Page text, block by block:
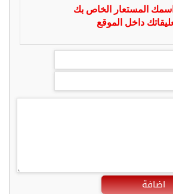
المستعار الخاص بك
داخل الموقع
اضافة